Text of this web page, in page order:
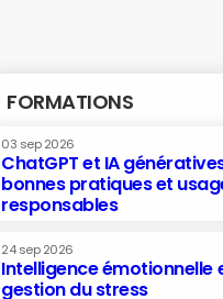
FORMATIONS
03 sep 2026
ChatGPT et IA
bonnes pratiques et
responsables
24 sep 2026
Intelligence émotionnelle
gestion du stress